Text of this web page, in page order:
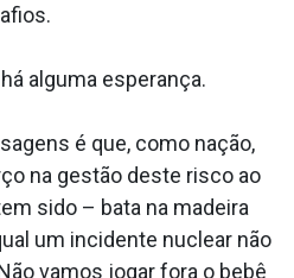
alguma esperança.
é que, como nação,
na gestão deste risco ao
sido – bata na madeira
um incidente nuclear não
vamos jogar fora o bebê